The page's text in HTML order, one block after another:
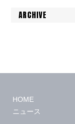
ARCHIVE
HOME
ニュース